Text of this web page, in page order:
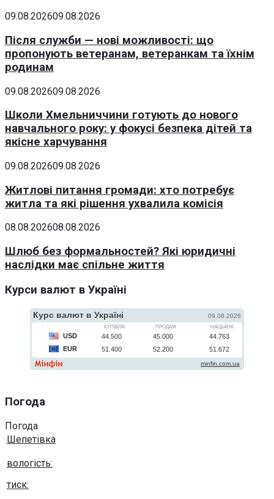
09.08.202609.08.2026
Після служби — нові можливості: що
пропонують ветеранам, ветеранкам та їхнім
родинам
09.08.202609.08.2026
Школи Хмельниччини готують до нового
навчального року: у фокусі безпека дітей та
якісне харчування
09.08.202609.08.2026
Житлові питання громади: хто потребує
житла та які рішення ухвалила комісія
08.08.202608.08.2026
Шлюб без формальностей? Які юридичні
наслідки має спільне життя
Курси валют в Україні
Погода
Погода
Шепетівка
вологість:
тиск: